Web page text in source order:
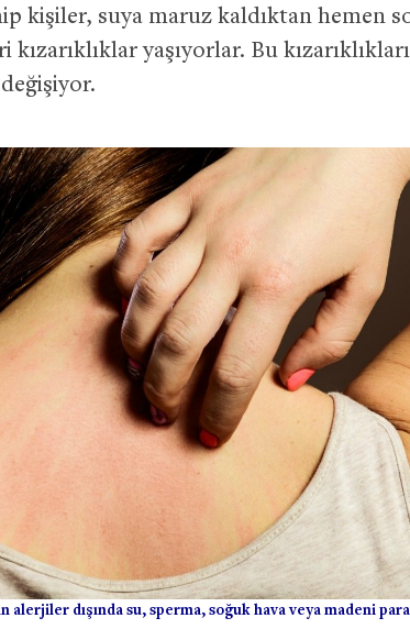
kişiler, suya maruz kaldıktan hemen
yaşıyorlar. Bu
alerjiler dışında su, sperma, soğuk hava veya madeni